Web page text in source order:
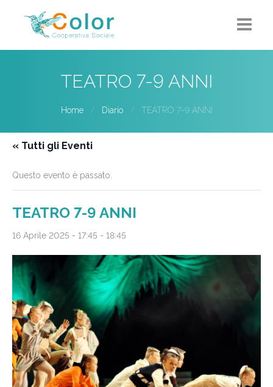
Progetti-Servizi
Eventi
Contatti
TEATRO 7-9 ANNI
Home Diario TEATRO 7-9 ANNI
« Tutti gli Eventi
Questo evento è passato.
TEATRO 7-9 ANNI
16 Aprile 2025 - 17:45 - 18:45